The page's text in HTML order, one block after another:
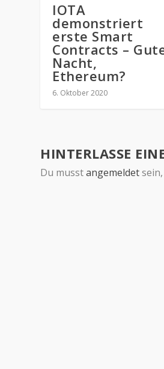
IOTA
demonstriert
erste Smart
Contracts –
Nacht,
Ethereum?
6. Oktober 2020
HINTERLASSE
Du musstangemeldet